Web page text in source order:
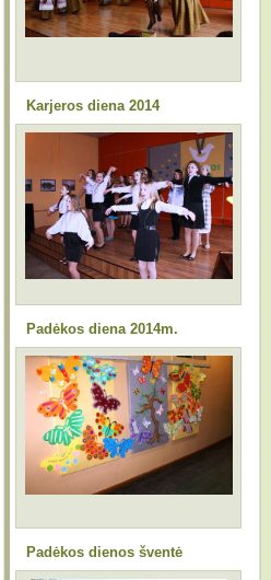
Karjeros diena 2014
Padėkos diena 2014m.
Padėkos dienos šventė